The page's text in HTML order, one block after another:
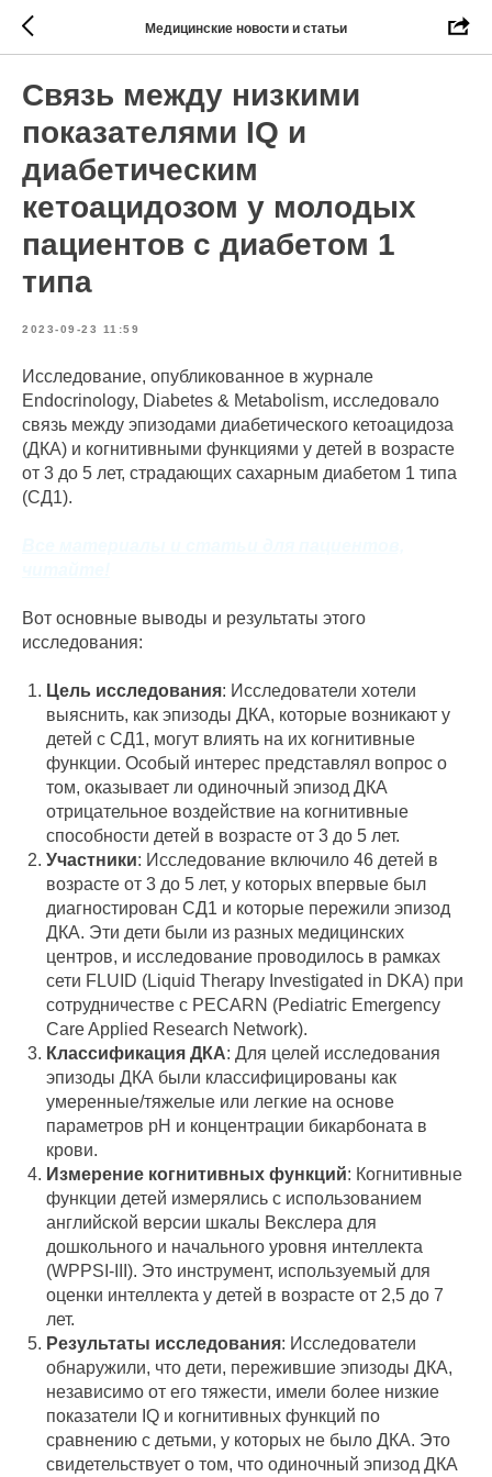
Медицинские новости и статьи
Связь между низкими
показателями IQ и
диабетическим
кетоацидозом у молодых
пациентов с диабетом 1
типа
2023-09-23 11:59
Исследование, опубликованное в журнале
Endocrinology, Diabetes & Metabolism, исследовало
связь между эпизодами диабетического кетоацидоза
(ДКА) и когнитивными функциями у детей в возрасте
от 3 до 5 лет, страдающих сахарным диабетом 1 типа
(СД1).
Вот основные выводы и результаты этого
исследования:
Цель исследования: Исследователи хотели
выяснить, как эпизоды ДКА, которые возникают у
детей с СД1, могут влиять на их когнитивные
функции. Особый интерес представлял вопрос о
том, оказывает ли одиночный эпизод ДКА
отрицательное воздействие на когнитивные
способности детей в возрасте от 3 до 5 лет.
Участники: Исследование включило 46 детей в
возрасте от 3 до 5 лет, у которых впервые был
диагностирован СД1 и которые пережили эпизод
ДКА. Эти дети были из разных медицинских
центров, и исследование проводилось в рамках
сети FLUID (Liquid Therapy Investigated in DKA) при
сотрудничестве с PECARN (Pediatric Emergency
Care Applied Research Network).
Классификация ДКА: Для целей исследования
эпизоды ДКА были классифицированы как
умеренные/тяжелые или легкие на основе
параметров pH и концентрации бикарбоната в
крови.
Измерение когнитивных функций: Когнитивные
функции детей измерялись с использованием
английской версии шкалы Векслера для
дошкольного и начального уровня интеллекта
(WPPSI-III). Это инструмент, используемый для
оценки интеллекта у детей в возрасте от 2,5 до 7
лет.
Результаты исследования: Исследователи
обнаружили, что дети, пережившие эпизоды ДКА,
независимо от его тяжести, имели более низкие
показатели IQ и когнитивных функций по
сравнению с детьми, у которых не было ДКА. Это
свидетельствует о том, что одиночный эпизод ДКА